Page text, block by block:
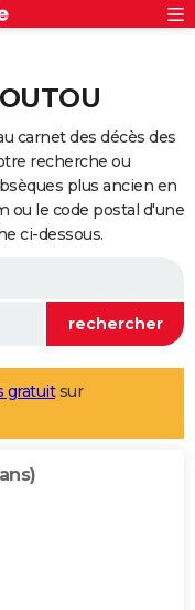
carnet des décès des
recherche ou
plus ancien en
ou le code postal d'une
ci-dessous.
gratuitsur